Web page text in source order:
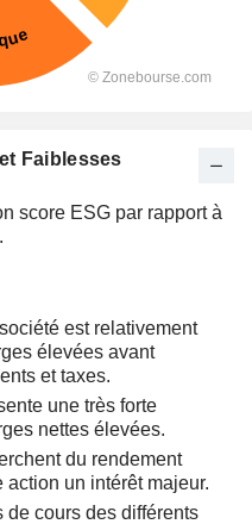
Faiblesses
score ESG par rapport à
est relativement
élevées avant
et taxes.
une très forte
nettes élevées.
du rendement
action un intérêt majeur.
de cours des différents